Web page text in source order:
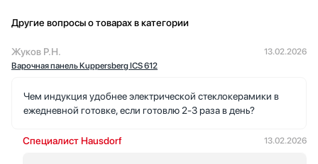
Другие вопросы о товарах в категории
Жуков Р.Н.
Варочная панель Kuppersberg ICS 612
13.02.2026
Чем индукция удобнее электрической стеклокерамики в
ежедневной готовке, если готовлю 2-3 раза в день?
Специалист Hausdorf 13.02.2026